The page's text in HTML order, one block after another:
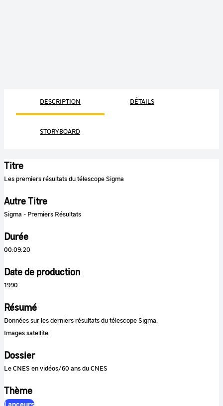
DESCRIPTION DÉTAILS
STORYBOARD
Titre
Les premiers résultats du télescope Sigma
Autre Titre
Sigma - Premiers Résultats
Durée
00:09:20
Date de production
1990
Résumé
Données sur les derniers résultats du télescope Sigma.
Images satellite.
Dossier
Le CNES en vidéos/60 ans du CNES
Thème
Lanceurs